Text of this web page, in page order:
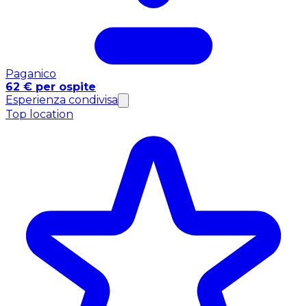
Paganico
62 € per ospite
Esperienza condivisa
Top location